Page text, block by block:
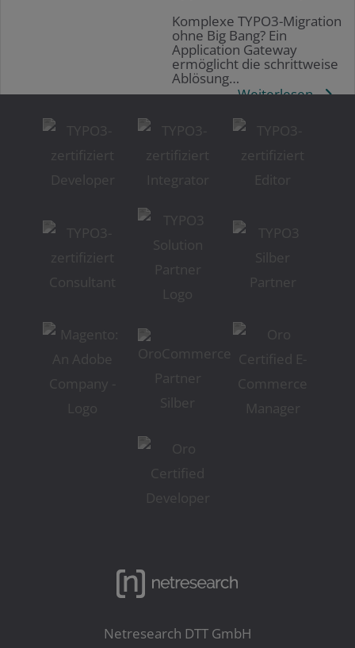
Komplexe TYPO3-Migration
ohne Big Bang? Ein
Application Gateway
ermöglicht die schrittweise
Ablösung…
Weiterlesen
Netresearch DTT GmbH